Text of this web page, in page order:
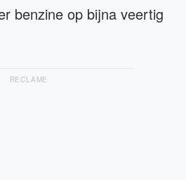
benzine op bijna veertig
RECLAME